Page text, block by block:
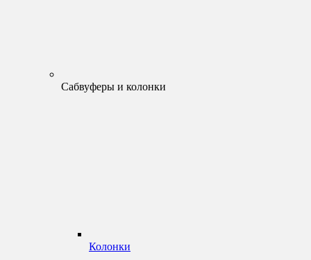
Сабвуферы и колонки
Колонки